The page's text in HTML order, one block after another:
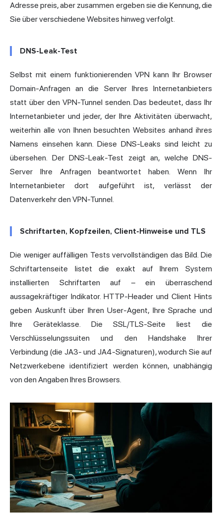
Adresse preis, aber zusammen ergeben sie die Kennung, die
Sie über verschiedene Websites hinweg verfolgt.
DNS-Leak-Test
Selbst mit einem funktionierenden VPN kann Ihr Browser
Domain-Anfragen an die Server Ihres Internetanbieters
statt über den VPN-Tunnel senden. Das bedeutet, dass Ihr
Internetanbieter und jeder, der Ihre Aktivitäten überwacht,
weiterhin alle von Ihnen besuchten Websites anhand ihres
Namens einsehen kann. Diese DNS-Leaks sind leicht zu
übersehen. Der DNS-Leak-Test zeigt an, welche DNS-
Server Ihre Anfragen beantwortet haben. Wenn Ihr
Internetanbieter dort aufgeführt ist, verlässt der
Datenverkehr den VPN-Tunnel.
Schriftarten, Kopfzeilen, Client-Hinweise und TLS
Die weniger auffälligen Tests vervollständigen das Bild. Die
Schriftartenseite listet die exakt auf Ihrem System
installierten Schriftarten auf – ein überraschend
aussagekräftiger Indikator. HTTP-Header und Client Hints
geben Auskunft über Ihren User-Agent, Ihre Sprache und
Ihre Geräteklasse. Die SSL/TLS-Seite liest die
Verschlüsselungssuiten und den Handshake Ihrer
Verbindung (die JA3- und JA4-Signaturen), wodurch Sie auf
Netzwerkebene identifiziert werden können, unabhängig
von den Angaben Ihres Browsers.